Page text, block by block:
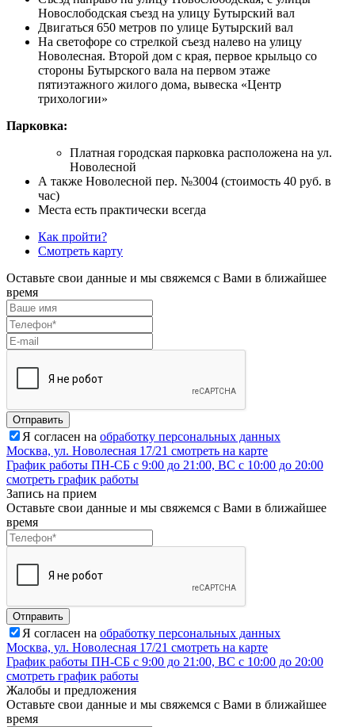
Новослободская съезд на улицу Бутырский вал
Двигаться 650 метров по улице Бутырский вал
На светофоре со стрелкой съезд налево на улицу
Новолесная. Второй дом с края, первое крыльцо со
стороны Бутырского вала на первом этаже
пятиэтажного жилого дома, вывеска «Центр
трихологии»
Парковка:
Платная городская парковка расположена на ул.
Новолесной
А также Новолесной пер. №3004 (стоимость 40 руб. в
час)
Места есть практически всегда
Как пройти?
Смотреть карту
Оставьте свои данные и мы свяжемся с Вами в ближайшее
время
Отправить
Я согласен на обработку персональных данных
Москва, ул. Новолесная 17/21 смотреть на карте
График работы ПН-СБ с 9:00 до 21:00, ВС с 10:00 до 20:00
смотреть график работы
Запись на прием
Оставьте свои данные и мы свяжемся с Вами в ближайшее
время
Отправить
Я согласен на обработку персональных данных
Москва, ул. Новолесная 17/21 смотреть на карте
График работы ПН-СБ с 9:00 до 21:00, ВС с 10:00 до 20:00
смотреть график работы
Жалобы и предложения
Оставьте свои данные и мы свяжемся с Вами в ближайшее
время